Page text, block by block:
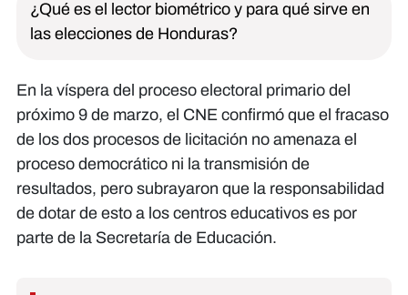
¿Qué es el lector biométrico y para qué sirve en
las elecciones de Honduras?
En la víspera del proceso electoral primario del
próximo 9 de marzo, el CNE confirmó que el fracaso
de los dos procesos de licitación no amenaza el
proceso democrático ni la transmisión de
resultados, pero subrayaron que la responsabilidad
de dotar de esto a los centros educativos es por
parte de la Secretaría de Educación.